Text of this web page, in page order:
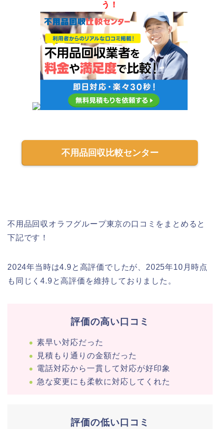
う！
不用品回収比較センター
不用品回収オラフグループ東京の口コミをまとめると
下記です！
2024年当時は4.9と高評価でしたが、2025年10月時点
も同じく4.9と高評価を維持しておりました。
評価の高い口コミ
素早い対応だった
見積もり通りの金額だった
電話対応から一貫して対応が好印象
急な変更にも柔軟に対応してくれた
評価の低い口コミ